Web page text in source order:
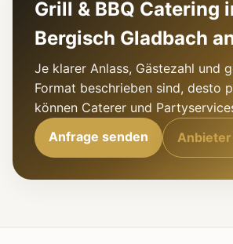
Grill & BBQ Catering
Bergisch Gladbach
Je klarer Anlass, Gästezahl und
Format beschrieben sind, desto
können Caterer und
Anfrage senden